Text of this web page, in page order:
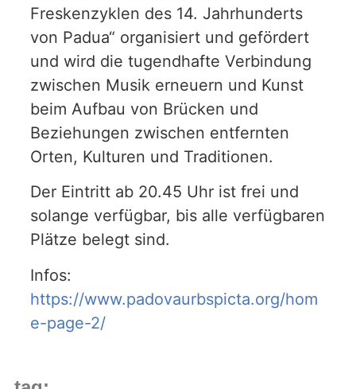
Freskenzyklen des 14. Jahrhunderts
von Padua“ organisiert und gefördert
und wird die tugendhafte Verbindung
zwischen Musik erneuern und Kunst
beim Aufbau von Brücken und
Beziehungen zwischen entfernten
Orten, Kulturen und Traditionen.
Der Eintritt ab 20.45 Uhr ist frei und
solange verfügbar, bis alle verfügbaren
Plätze belegt sind.
Infos:
https://www.padovaurbspicta.org/hom
e-page-2/